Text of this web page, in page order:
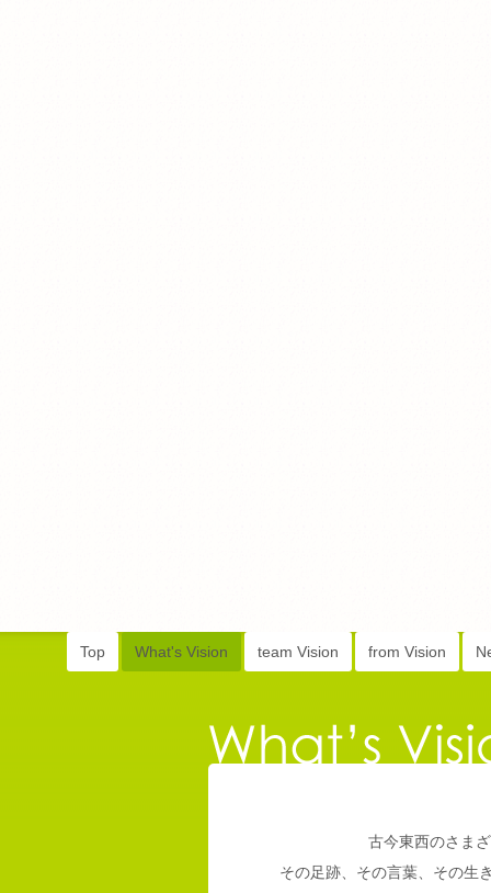
Top What's Vision team Vision from Vision
古今東西のさま
その足跡、その言葉、その生